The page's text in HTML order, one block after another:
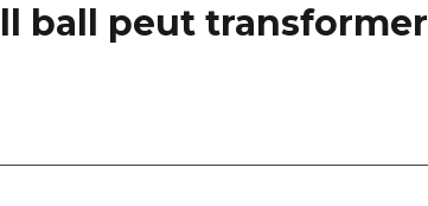
ball peut